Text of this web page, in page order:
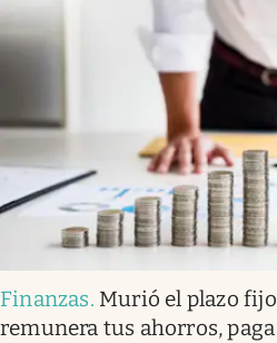
Finanzas. Murió el plazo
remunera tus ahorros, paga